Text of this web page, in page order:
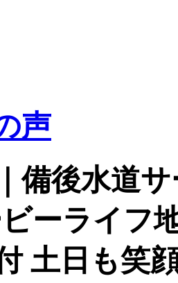
声
備後水道
ーライフ
土日も笑